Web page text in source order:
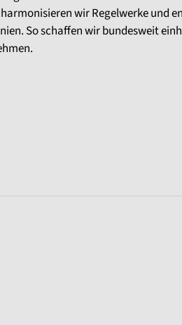
harmonisieren wir Regelwerke und
So schaffen wir bundesweit